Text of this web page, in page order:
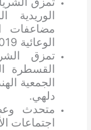
الوريدية
مضاعفات
الوعائية 2019، دلهي.
تمزق
القسطرة
دلهي.
متحدث
اجتماعات